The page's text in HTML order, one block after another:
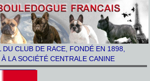
CLUB DE RACE, FONDÉ EN 1898,
LA SOCIÉTÉ CENTRALE CANINE